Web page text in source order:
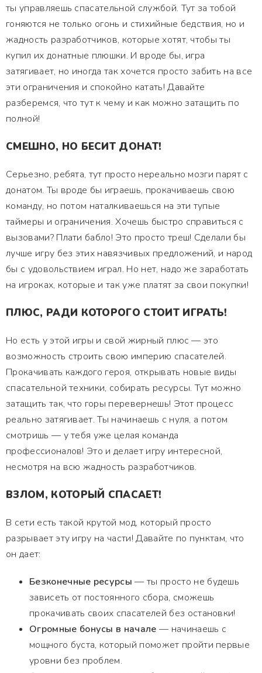
ты управляешь спасательной службой. Тут за тобой
гоняются не только огонь и стихийные бедствия, но и
жадность разработчиков, которые хотят, чтобы ты
купил их донатные плюшки. И вроде бы, игра
затягивает, но иногда так хочется просто забить на все
эти ограничения и спокойно катать! Давайте
разберемся, что тут к чему и как можно затащить по
полной!
СМЕШНО, НО БЕСИТ ДОНАТ!
Серьезно, ребята, тут просто нереально мозги парят с
донатом. Ты вроде бы играешь, прокачиваешь свою
команду, но потом наталкиваешься на эти тупые
таймеры и ограничения. Хочешь быстро справиться с
вызовами? Плати бабло! Это просто треш! Сделали бы
лучше игру без этих навязчивых предложений, и народ
бы с удовольствием играл. Но нет, надо же заработать
на игроках, которые и так уже платят за свои покупки!
ПЛЮС, РАДИ КОТОРОГО СТОИТ ИГРАТЬ!
Но есть у этой игры и свой жирный плюс — это
возможность строить свою империю спасателей.
Прокачивать каждого героя, открывать новые виды
спасательной техники, собирать ресурсы. Тут можно
затащить так, что горы перевернешь! Этот процесс
реально затягивает. Ты начинаешь с нуля, а потом
смотришь — у тебя уже целая команда
профессионалов! Это и делает игру интересной,
несмотря на всю жадность разработчиков.
ВЗЛОМ, КОТОРЫЙ СПАСАЕТ!
В сети есть такой крутой мод, который просто
разрывает эту игру на части! Давайте по пунктам, что
он дает:
Безконечные ресурсы — ты просто не будешь
зависеть от постоянного сбора, сможешь
прокачивать своих спасателей без остановки!
Огромные бонусы в начале — начинаешь с
мощного буста, который поможет пройти первые
уровни без проблем.